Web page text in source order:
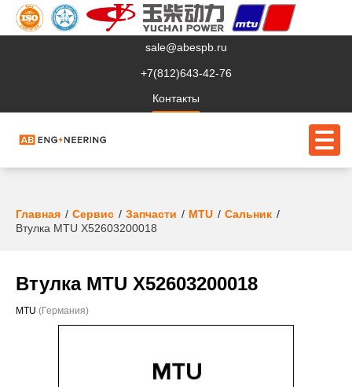
sale@abespb.ru
+7(812)643-42-76
Контакты
О компании
Проекты
Главная Сервис Запчасти MTU
Сальник
Втулка MTU X52603200018
Втулка MTU X52603200018
MTU (Германия)